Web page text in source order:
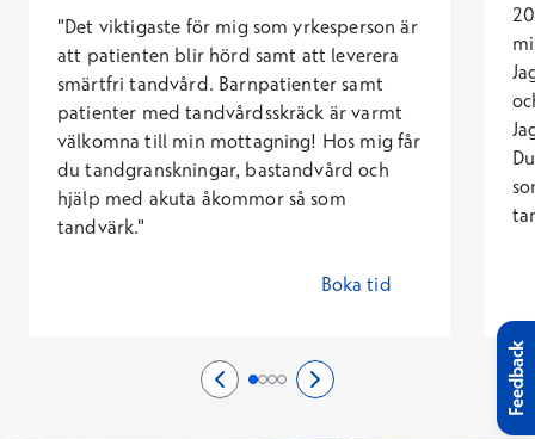
"Det viktigaste för mig som yrkesperson är
att patienten blir hörd samt att leverera
smärtfri tandvård. Barnpatienter samt
patienter med tandvårdsskräck är varmt
välkomna till min mottagning! Hos mig får
du tandgranskningar, bastandvård och
hjälp med akuta åkommor så som
tandvärk."
Boka tid
Edellinen sivu
0/4 Sida 1/4
Sida 2/4
Sida 3/4
Sida 4/4Seuraava sivu
2/4 Feedback